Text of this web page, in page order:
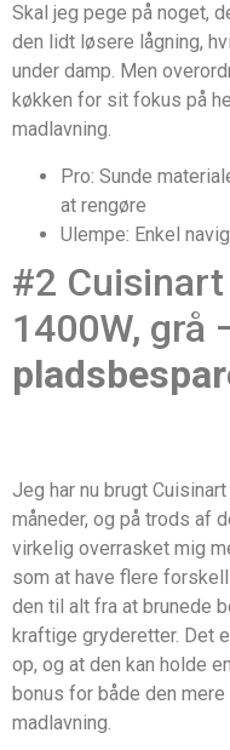
Skal jeg pege på noget,
den lidt løsere lågning,
under damp. Men
køkken for sit fokus på
madlavning.
Pro: Sunde
at rengøre
Ulempe: Enkel
#2
1400W, grå
Jeg har nu brugt
måneder, og på trods af
virkelig overrasket mig
som at have flere
den til alt fra at brunede
kraftige gryderetter. Det
op, og at den kan holde
bonus for både den
madlavning.